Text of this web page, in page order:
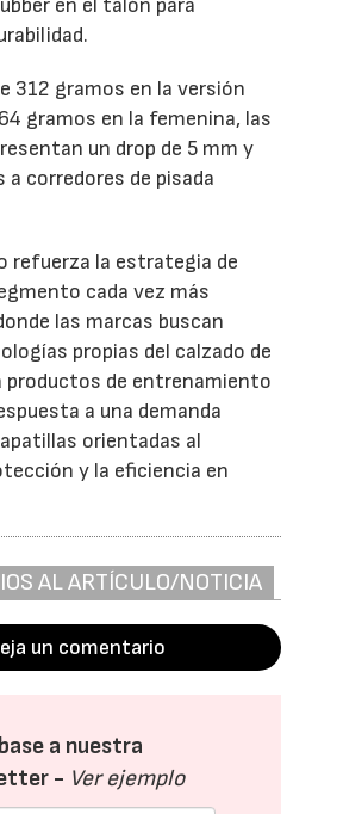
312 gramos en la versión
gramos en la femenina, las
un drop de 5 mm y
a corredores de pisada
refuerza la estrategia de
cada vez más
las marcas buscan
propias del calzado de
productos de entrenamiento
a una demanda
orientadas al
y la eficiencia en
AL ARTÍCULO/NOTICIA
un comentario
a nuestra
- Ver ejemplo